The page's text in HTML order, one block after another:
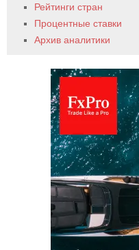
Рейтинги стран
Процентные ставки
Архив аналитики